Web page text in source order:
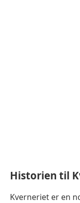
Historien til
Kverneriet er en